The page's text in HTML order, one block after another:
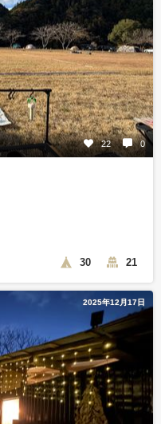
22 0
30 21
2025年12月17日